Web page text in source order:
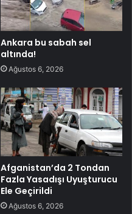
Ankara bu sabah sel
altında!
Ağustos 6, 2026
Afganistan’da 2 Tondan
Fazla Yasadışı Uyuşturucu
Ele Geçirildi
Ağustos 6, 2026